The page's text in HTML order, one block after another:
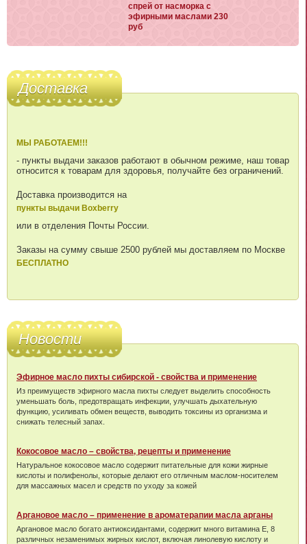
спрей от насморка с
эфирными маслами 230
руб
Доставка
МЫ РАБОТАЕМ!!!
- пункты выдачи заказов работают в обычном режиме, наш товар
относится к товарам для здоровья, получайте без ограничений.
Доставка производится на
пункты выдачи Boxberry
или в отделения Почты России.
Заказы на сумму свыше 2500 рублей мы доставляем по Москве
БЕСПЛАТНО
Новости
Эфирное масло пихты сибирской - свойства и применение
Из преимуществ эфирного масла пихты следует выделить способность
уменьшать боль, предотвращать инфекции, улучшать дыхательную
функцию, усиливать обмен веществ, выводить токсины из организма и
снижать телесный запах.
Кокосовое масло – свойства, рецепты и применение
Натуральное кокосовое масло содержит питательные для кожи жирные
кислоты и полифенолы, которые делают его отличным маслом-носителем
для массажных масел и средств по уходу за кожей
Аргановое масло – применение в ароматерапии масла арганы
Аргановое масло богато антиоксидантами, содержит много витамина Е, 8
различных незаменимых жирных кислот, включая линолевую кислоту и